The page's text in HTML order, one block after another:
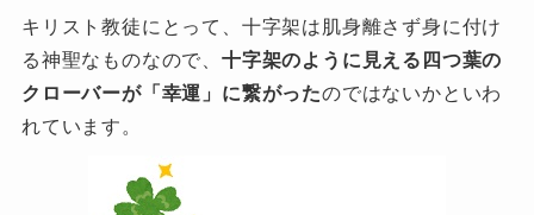
キリスト教徒にとって、十字架は肌身離さず身に付け
る神聖なものなので、 十字架のように見える四つ葉の
クローバーが「幸運」に繋がったのではないかといわ
れています。